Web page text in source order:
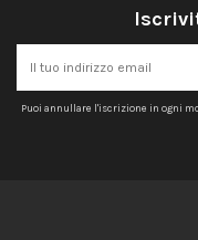
Puoi annullare l'iscrizione in ogni